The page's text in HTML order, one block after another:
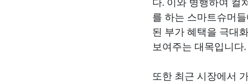
를 하는 스마트슈머
된 부가 혜택을 극대
보여주는 대목입니다.
또한 최근 시장에서